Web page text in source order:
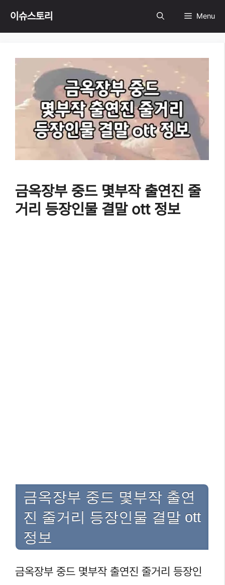
Skip
content
이슈스토리 Menu
금옥장부 중드 몇부작 출연진 줄
거리 등장인물 결말 ott 정보
금옥장부 중드 몇부작 출연
진 줄거리 등장인물 결말 ott
정보
금옥장부 중드 몇부작 출연진 줄거리 등장인